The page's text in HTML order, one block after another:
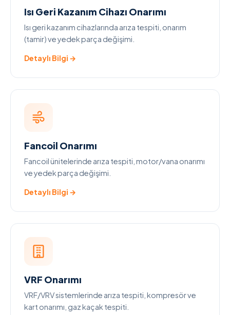
Isı Geri Kazanım Cihazı Onarımı
Isı geri kazanım cihazlarında arıza tespiti, onarım
(tamir) ve yedek parça değişimi.
Detaylı Bilgi →
Fancoil Onarımı
Fancoil ünitelerinde arıza tespiti, motor/vana onarımı
ve yedek parça değişimi.
Detaylı Bilgi →
VRF Onarımı
VRF/VRV sistemlerinde arıza tespiti, kompresör ve
kart onarımı, gaz kaçak tespiti.